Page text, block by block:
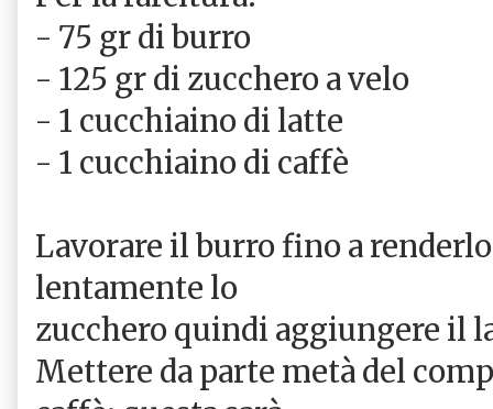
- 75 gr di burro
- 125 gr di zucchero a velo
- 1 cucchiaino di latte
- 1 cucchiaino di caffè
Lavorare il burro fino a
lentamente lo
zucchero quindi aggiungere il
Mettere da parte metà del